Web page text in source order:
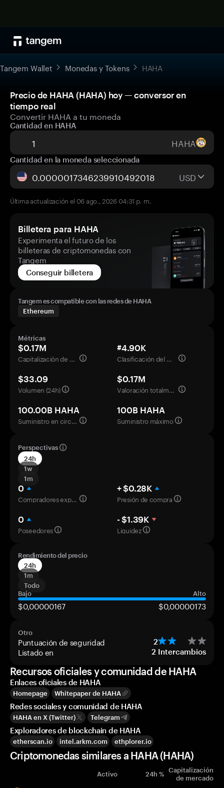
Tangem Wallet Monedas y Tokens HAHA
Precio de HAHA (HAHA) hoy — conversor en
tiempo real
Convertir HAHA a tu moneda
Cantidad en HAHA
HAHA
Cantidad en la moneda seleccionada
USD
Última actualización el 06 ago., 2026 04:31 p. m.
Billetera para HAHA
Experimenta el futuro de los
billeteras de criptomonedas con
Tangem
Conseguir billetera
Tangem es compatible con las redes de HAHA
Ethereum
Métricas
$0.17M
Capitalización de mercado
#4.90K
Clasificación del mercado
$33.09
Volumen (24h)
$0.17M
Valoración totalmente diluida
100.00B HAHA
Suministro en circulación
100B HAHA
Suministro máximo
Perspectivas
24h
1w
1m
0
Compradores experimentados
+ $0.28K
Presión de compra
0
Poseedores
- $1.39K
Liquidez
Rendimiento del precio
24h
1m
Todo
Bajo
Alto
$0,00000167 $0,00000173
Otro
Puntuación de seguridad 2
Listado en 2 Intercambios
Recursos oficiales y comunidad de HAHA
Enlaces oficiales de HAHA
Homepage Whitepaper de HAHA
Redes sociales y comunidad de HAHA
HAHA en X (Twitter) Telegram
Exploradores de blockchain de HAHA
etherscan.io intel.arkm.com ethplorer.io
Criptomonedas similares a HAHA (HAHA)
Activo 24h % Capitalización
de mercado